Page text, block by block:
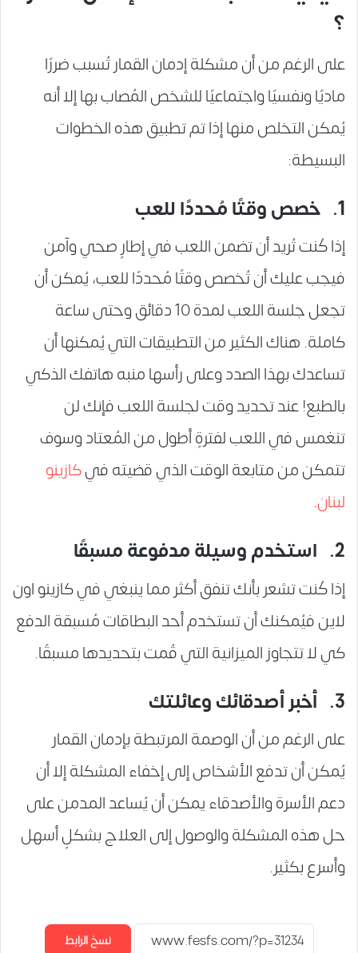
؟
على الرغم من أن مشكلة إدمان القمار تُسبب ضررًا
ماديًا ونفسيًا واجتماعيًا للشخص المُصاب بها إلا أنه
يُمكن التخلص منها إذا تم تطبيق هذه الخطوات
البسيطة:
1. خصص وقتًا مُحددًا للعب
إذا كُنت تُريد أن تضمن اللعب في إطارٍ صحي وآمن
فيجب عليك أن تُخصص وقتًا مُحددًا للعب، يُمكن أن
تجعل جلسة اللعب لمدة 10 دقائق وحتى ساعة
كاملة. هناك الكثير من التطبيقات التي يُمكنها أن
تساعدك بهذا الصدد وعلى رأسها منبه هاتفك الذكي
بالطبع! عند تحديد وقت لجلسة اللعب فإنك لن
تنغمس في اللعب لفترةٍ أطول من المُعتاد وسوف
تتمكن من متابعة الوقت الذي قضيته فيكازينو
لبنان.
2. استخدم وسيلة مدفوعة مسبقًا
إذا كُنت تشعر بأنك تنفق أكثر مما ينبغي في كازينو اون
لاين فيُمكنك أن تستخدم أحد البطاقات مُسبقة الدفع
كي لا تتجاوز الميزانية التي قُمت بتحديدها مسبقًا.
3. أخبر أصدقائك وعائلتك
على الرغم من أن الوصمة المرتبطة بإدمان القمار
يُمكن أن تدفع الأشخاص إلى إخفاء المشكلة إلا أن
دعم الأسرة والأصدقاء يمكن أن يُساعد المدمن على
حل هذه المشكلة والوصول إلى العلاج بشكلٍ أسهل
وأسرع بكثير.
نسخ الرابط